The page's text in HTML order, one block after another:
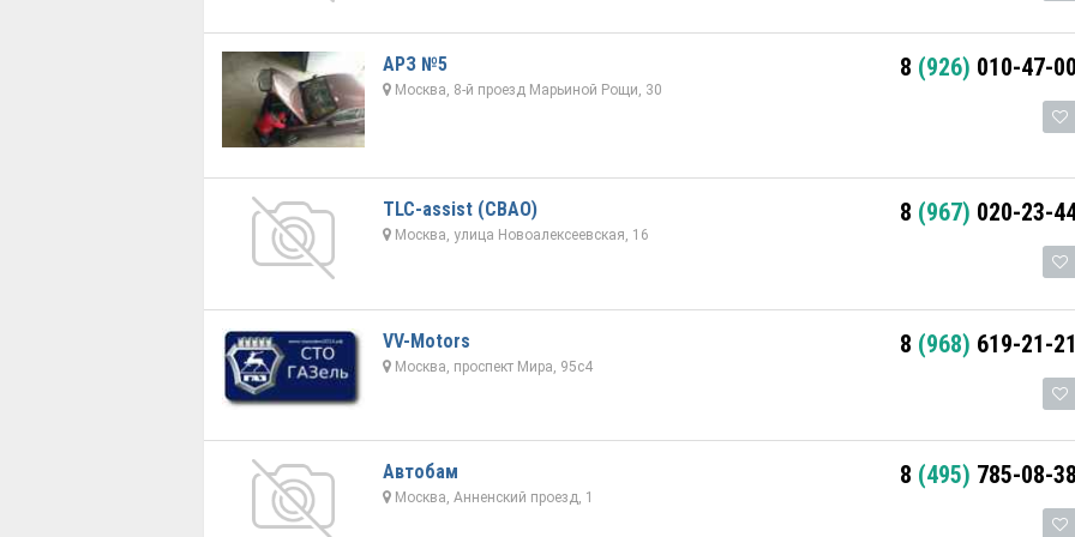
АРЗ №5
Москва, 8-й проезд Марьиной Рощи, 30
8 (926) 010-47-00
TLC-assist (СВАО)
Москва, улица Новоалексеевская, 16
8 (967) 020-23-
VV-Motors
Москва, проспект Мира, 95с4
8 (968) 619-21-21
Автобам
Москва, Анненский проезд, 1
8 (495) 785-08-38